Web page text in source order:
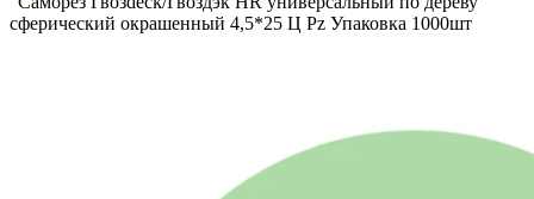
сферический окрашенный 4,5*25 Ц Pz Упаковка 1000шт